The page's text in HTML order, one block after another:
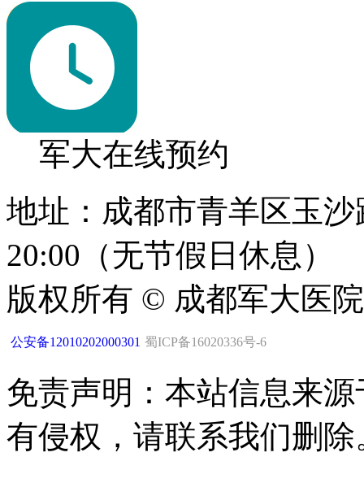
军大在线预约
地址：成都市青羊区玉
20:00（无节假日休息）
版权所有 © 成都军大医
公安备12010202000301 蜀ICP备16020336号-6
免责声明：本站信息来
有侵权，请联系我们删除